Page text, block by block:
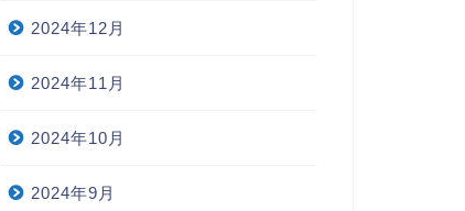
2024年12月
2024年11月
2024年10月
2024年9月